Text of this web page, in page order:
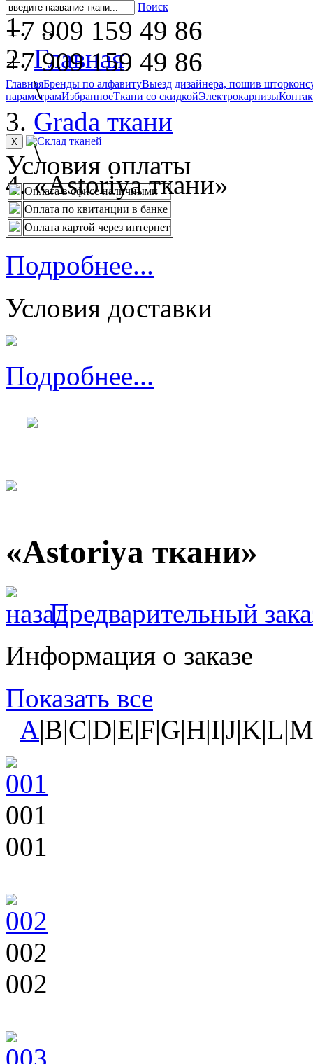
...
Главная
\
Grada ткани
\
«Astoriya ткани»
Поиск
+7 909 159 49 86
+7 909 159 49 86
ГлавнаяБренды по алфавитуВыезд дизайнера, пошив штор
параметрамИзбранноеТкани со скидкойЭлектрокарнизы
X
Условия оплаты
Оплата в офисе наличными
Оплата по квитанции в банке
Оплата картой через интернет
Подробнее...
Условия доставки
Подробнее...
«Astoriya ткани»
Предварительный
Информация о заказе
Показать все
A
001
001
002
002